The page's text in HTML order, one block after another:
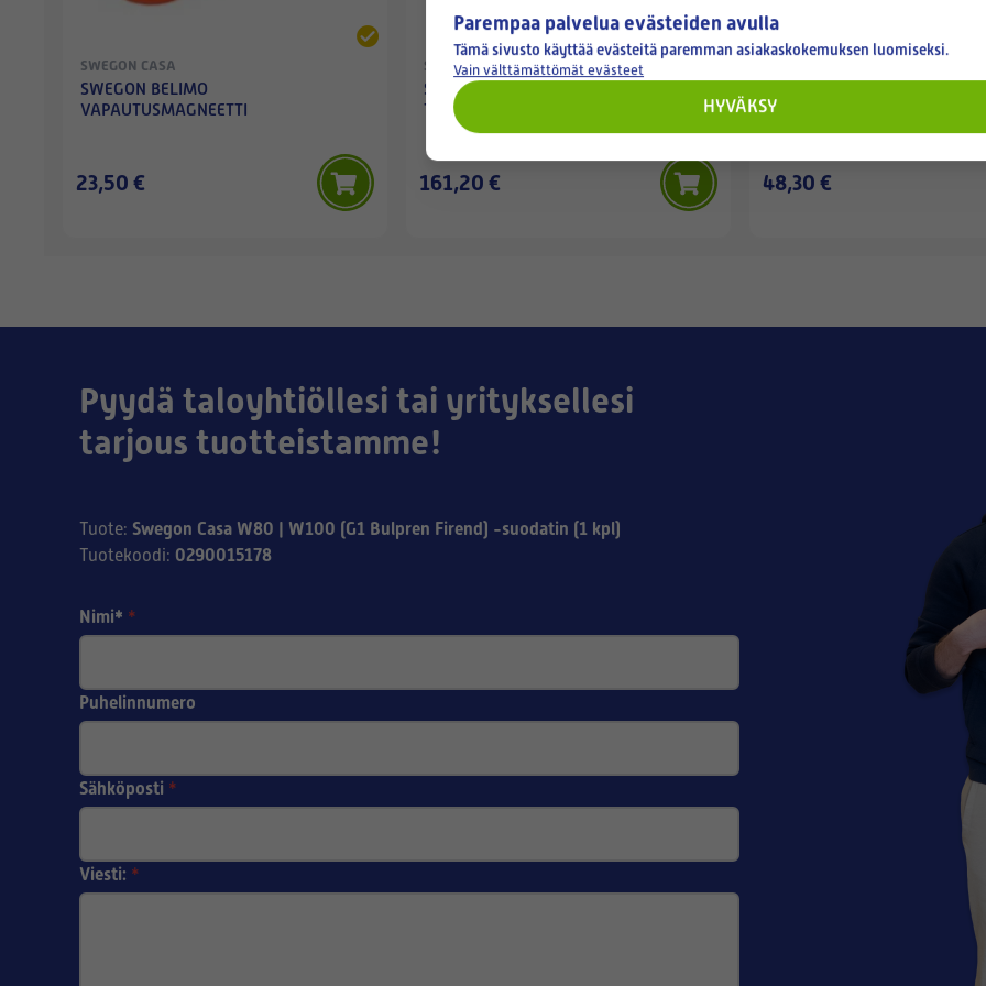
SWEGON CASA
SWEGON BELIMO
VAPAUTUSMAGNEETTI
23,50 €
SWEGON CASA
SWEGON SET, SMART EXTENSION
TEMPERATURE MODUULI
161,20 €
TARVIKEPUSSI (W03CMB-B)
48,30 €
Pyydä taloyhtiöllesi tai yrityksellesi
tarjous tuotteistamme!
Tuote: Swegon Casa W80 | W100 (G1 Bulpren Firend) -suodatin (1 kpl)
Tuotekoodi: 0290015178
Nimi* *
Puhelinnumero
Sähköposti *
Viesti: *
Parempaa palvelua evästeiden avulla
Tämä sivusto käyttää evästeitä paremman asiakaskokemuksen luomiseksi.
Vain välttämättömät evästeet
HYVÄKSY